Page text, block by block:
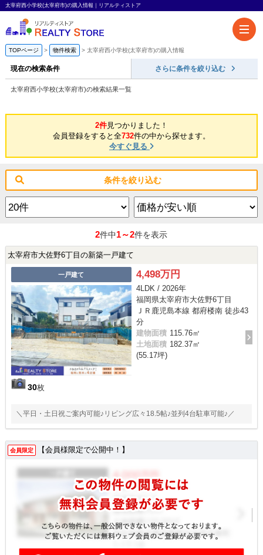
太宰府西小学校(太宰府市)の購入情報｜リアルティストア
TOPページ 物件検索 太宰府西小学校(太宰府市)の購入情報
現在の検索条件 さらに条件を絞り込む
太宰府西小学校(太宰府市)の検索結果一覧
2件見つかりました！
会員登録をすると全732件の中から探せます。
今すぐ見る
条件を絞り込む
2件中1～2件を表示
太宰府市大佐野6丁目の新築一戸建て
一戸建て
30枚
4,498万円
4LDK / 2026年
福岡県太宰府市大佐野6丁目
ＪＲ鹿児島本線 都府楼南 徒歩43
分
建物面積 115.76㎡
土地面積 182.37㎡
(55.17坪)
＼平日・土日祝ご案内可能♪リビング広々18.5帖♪並列4台駐車可能♪／
会員限定 【会員様限定で公開中！】